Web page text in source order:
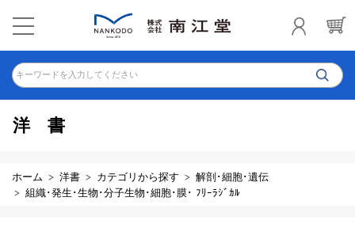
キーワードを入力してください
洋書
ホーム 洋書 カテゴリから探す
解剖･細胞･遺伝
組織･発生･生物･分子生物･細胞･膜･ ﾌﾘｰﾗｼﾞｶﾙ